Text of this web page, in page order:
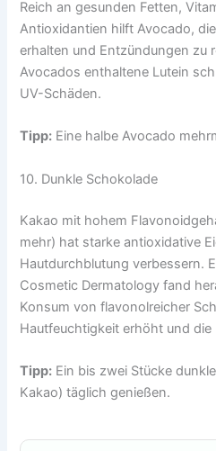
Reich an gesunden Fetten,
Antioxidantien hilft Avocado,
erhalten und Entzündungen zu
Avocados enthaltene Lutein
UV-Schäden.
Tipp: Eine halbe Avocado
10. Dunkle Schokolade
Kakao mit hohem
mehr) hat starke antioxidative
Hautdurchblutung verbessern.
Cosmetic Dermatology fand
Konsum von flavonolreicher
Hautfeuchtigkeit erhöht und
Tipp: Ein bis zwei Stücke
Kakao) täglich genießen.